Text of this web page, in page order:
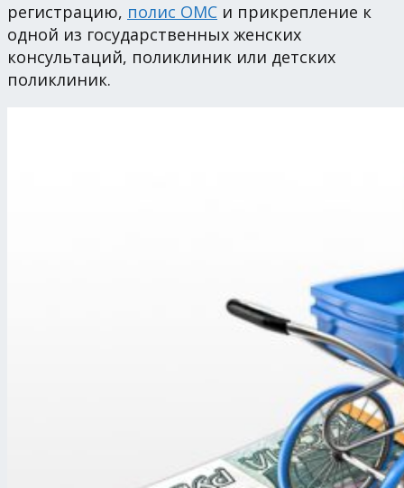
регистрацию, полис ОМС и прикрепление к
одной из государственных женских
консультаций, поликлиник или детских
поликлиник.